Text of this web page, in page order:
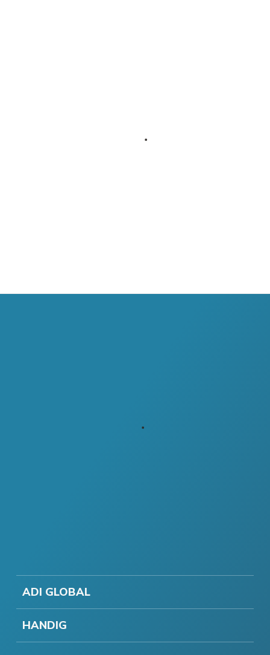
ADI GLOBAL
HANDIG